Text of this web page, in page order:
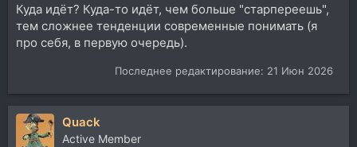
Куда идёт? Куда-то идёт, чем больше "старпереешь",
тем сложнее тенденции современные понимать (я
про себя, в первую очередь).
Последнее редактирование: 21 Июн 2026
Quack
Active Member